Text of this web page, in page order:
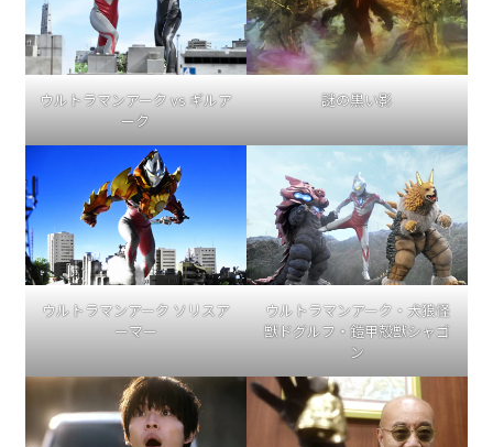
ウルトラマンアーク vs ギルア
ーク
謎の黒い影
ウルトラマンアーク ソリスア
ーマー
ウルトラマンアーク・犬狼怪
獣ドグルフ・鎧甲殻獣シャゴ
ン